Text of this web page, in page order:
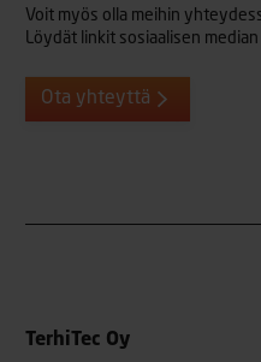
Voit myös olla meihin
Löydät linkit sosiaalisen
Ota yhteyttä
TerhiTec Oy